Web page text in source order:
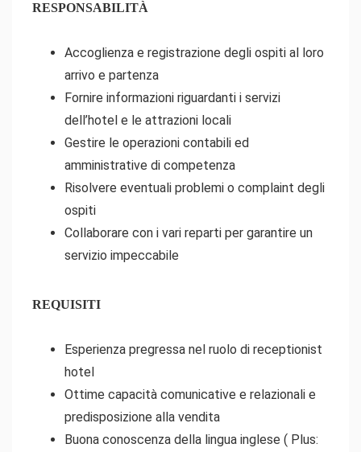
RESPONSABILITÀ
Accoglienza e registrazione degli ospiti al loro
arrivo e partenza
Fornire informazioni riguardanti i servizi
dell’hotel e le attrazioni locali
Gestire le operazioni contabili ed
amministrative di competenza
Risolvere eventuali problemi o complaint degli
ospiti
Collaborare con i vari reparti per garantire un
servizio impeccabile
REQUISITI
Esperienza pregressa nel ruolo di receptionist
hotel
Ottime capacità comunicative e relazionali e
predisposizione alla vendita
Buona conoscenza della lingua inglese ( Plus: